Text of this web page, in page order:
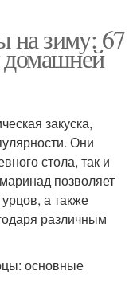
на зиму: 67
домашней
закуска,
Они
стола, так и
позволяет
а также
различным
основные